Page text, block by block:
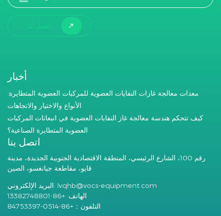
اتصل بنا
أخبار
معدات معالجة غازات النفايات العضوية للمركبات العضوية المتطايرة:
الأنواع والاختيار والاتجاهات
كيف تتحكم هندسة معالجة غاز النفايات العضوية في انبعاثات المركبات
العضوية المتطايرة الصناعية؟
اتصل بنا
رقم 100، الشارع الرئيسي، المنطقة الاقتصادية الجنوبية الجديدة، مدينة
قايو، مقاطعة جيانغسو، الصين
البريد الإلكتروني: lvqhb@vocs-equipment.com
الهاتف: +86-13382748801
التلفون：+86-0514-84753397